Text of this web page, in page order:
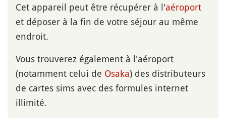
Cet appareil peut être récupérer à l'aéroport
et déposer à la fin de votre séjour au même
endroit.
Vous trouverez également à l'aéroport
(notamment celui de Osaka) des distributeurs
de cartes sims avec des formules internet
illimité.